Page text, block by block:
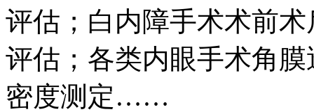
评估；白内障手术术前
评估；各类内眼手术角
密度测定……